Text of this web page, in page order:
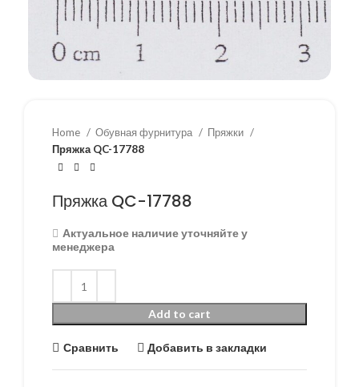
Home Обувная фурнитура
Пряжки
Пряжка QC-17788
Пряжка QC-17788
Актуальное наличие уточняйте у
менеджера
Add to cart
Сравнить Добавить в закладки